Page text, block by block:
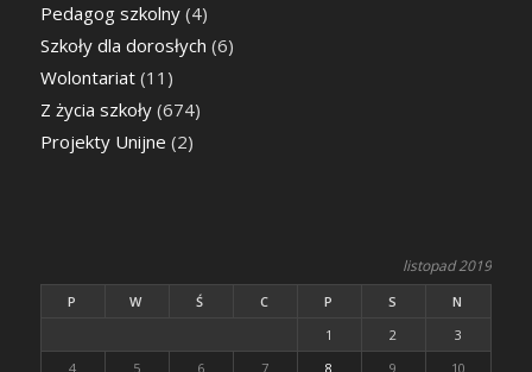
Pedagog szkolny(4)
Szkoły dla dorosłych (6)
Wolontariat(11)
Z życia szkoły(674)
Projekty Unijne (2)
listopad 2019
P W Ś C P S
N
1
2
3
4
5 6 7 8 9 10